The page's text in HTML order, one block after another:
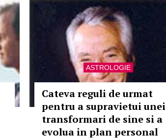
ASTROLOGIE
Cateva reguli de urmat
pentru a supravietui unei
transformari de sine si a
evolua in plan personal